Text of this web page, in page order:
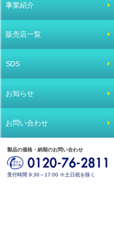
事業紹介
販売店一覧
SDS
お知らせ
お問い合わせ
製品の価格・納期のお問い合わせ
受付時間 9:30～17:00 ※土日祝を除く